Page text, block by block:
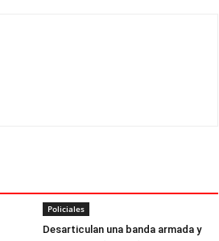
Policiales
Desarticulan una banda armada y